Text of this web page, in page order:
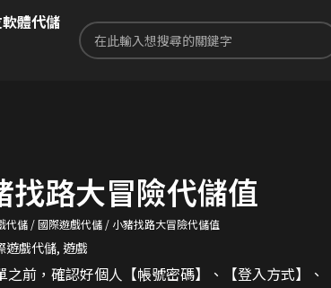
體代儲
找路大冒險代儲值
代儲 國際遊戲代儲 小豬找路大冒險代儲值
遊戲代儲, 遊戲
之前，確認好個人【帳號密碼】、【登入方式】、